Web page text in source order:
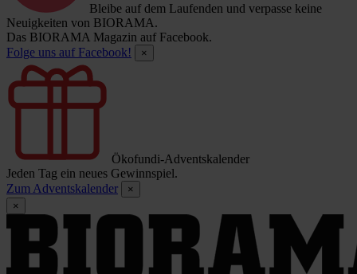
Bleibe auf dem Laufenden und verpasse keine
Neuigkeiten von BIORAMA.
Das BIORAMA Magazin auf Facebook.
Folge uns auf Facebook!
×
Ökofundi-Adventskalender
Jeden Tag ein neues Gewinnspiel.
Zum Adventskalender
×
×